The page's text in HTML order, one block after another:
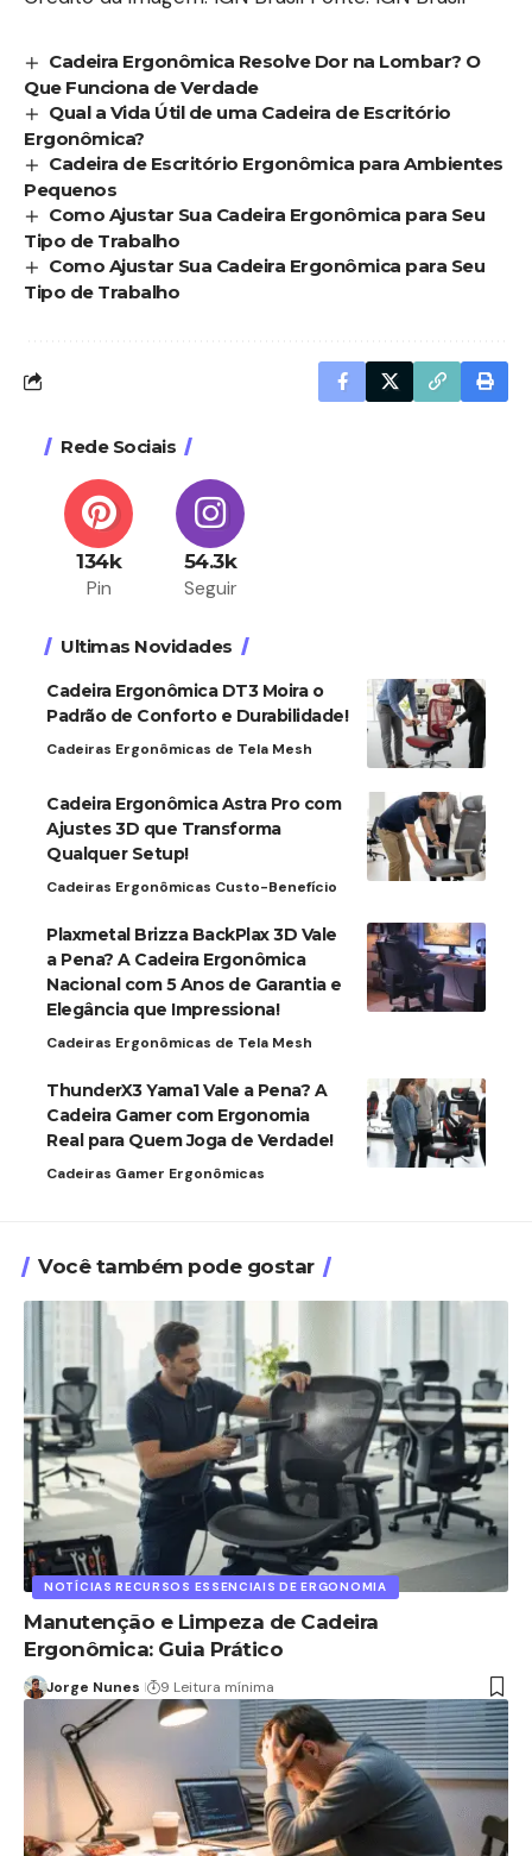
Cadeira Ergonômica Resolve Dor na Lombar? O
Que Funciona de Verdade
Qual a Vida Útil de uma Cadeira de Escritório
Ergonômica?
Cadeira de Escritório Ergonômica para Ambientes
Pequenos
Como Ajustar Sua Cadeira Ergonômica para Seu
Tipo de Trabalho
Como Ajustar Sua Cadeira Ergonômica para Seu
Tipo de Trabalho
Rede Sociais
134k
Pin
54.3k
Seguir
Ultimas Novidades
Cadeira Ergonômica DT3 Moira o
Padrão de Conforto e Durabilidade!
Cadeiras Ergonômicas de Tela Mesh
Cadeira Ergonômica Astra Pro com
Ajustes 3D que Transforma
Qualquer Setup!
Cadeiras Ergonômicas Custo-Benefício
Plaxmetal Brizza BackPlax 3D Vale
a Pena? A Cadeira Ergonômica
Nacional com 5 Anos de Garantia e
Elegância que Impressiona!
Cadeiras Ergonômicas de Tela Mesh
ThunderX3 Yama1 Vale a Pena? A
Cadeira Gamer com Ergonomia
Real para Quem Joga de Verdade!
Cadeiras Gamer Ergonômicas
Você também pode gostar
NOTÍCIAS RECURSOS ESSENCIAIS DE ERGONOMIA
Manutenção e Limpeza de Cadeira
Ergonômica: Guia Prático
Jorge Nunes 9 Leitura mínima